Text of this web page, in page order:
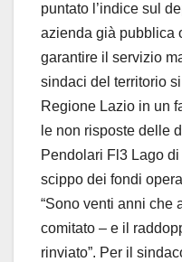
puntato l’indice sul
azienda già pubblica
garantire il servizio
sindaci del territorio
Regione Lazio in un
le non risposte delle
Pendolari Fl3 Lago
scippo dei fondi
“Sono venti anni che
comitato – e il
rinviato”. Per il